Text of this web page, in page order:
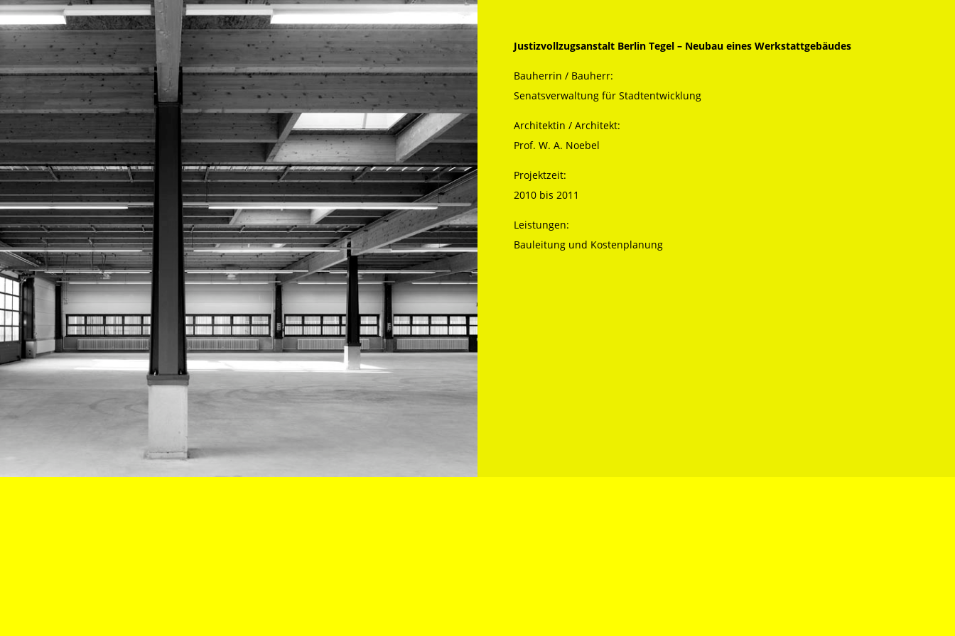
Justizvollzugsanstalt Berlin Tegel – Neubau eines Werkstattgebäudes
Bauherrin / Bauherr:
Senatsverwaltung für Stadtentwicklung
Architektin / Architekt:
Prof. W. A. Noebel
Projektzeit:
2010 bis 2011
Leistungen:
Bauleitung und Kostenplanung